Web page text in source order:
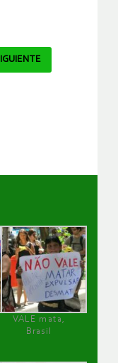
VALE mata,
Brasil